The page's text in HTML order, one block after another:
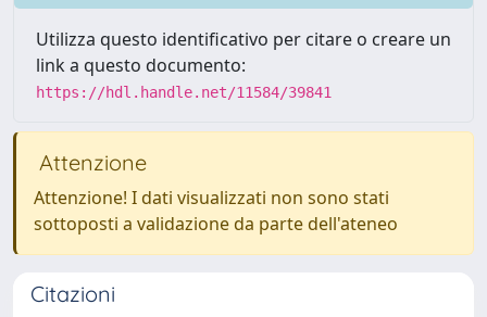
Utilizza questo identificativo per citare o creare un
link a questo documento:
https://hdl.handle.net/11584/39841
Attenzione
Attenzione! I dati visualizzati non sono stati
sottoposti a validazione da parte dell'ateneo
Citazioni